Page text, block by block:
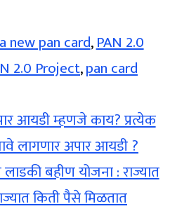
pan card,PAN 2.0
2.0 Project,pan card
आयडी म्हणजे काय? प्रत्येक
लागणार अपार आयडी ?
लाडकी बहीण योजना : राज्यात
किती पैसे मिळतात